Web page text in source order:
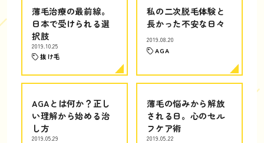
薄毛治療の最前線。
日本で受けられる選
択肢
2019.10.25
抜け毛
私の二次脱毛体験と
長かった不安な日々
2019.08.20
AGA
AGAとは何か？正し
い理解から始める治
し方
2019.05.29
薄毛の悩みから解放
される日。心のセル
フケア術
2019.05.22